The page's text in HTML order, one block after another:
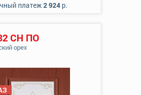
платеж2 924р.
СН ПО
орех